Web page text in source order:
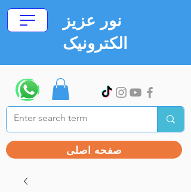
نور عزیز
الکترونیک
صفحه اصلی